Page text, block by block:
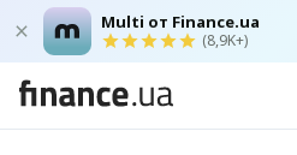
Multi от Finance.ua
(8,9K+)